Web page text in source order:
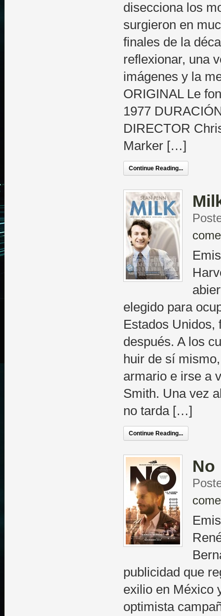
disecciona los
surgieron en
finales de la
reflexionar, una
imágenes y la
ORIGINAL Le
1977
DIRECTOR
Marker […]
Continue Reading...
elegido para
Estados Unidos,
después. A los
huir de sí
armario e irse a
Smith. Una vez
no tarda […]
Continue Reading...
No
publicidad que
exilio en México
optimista